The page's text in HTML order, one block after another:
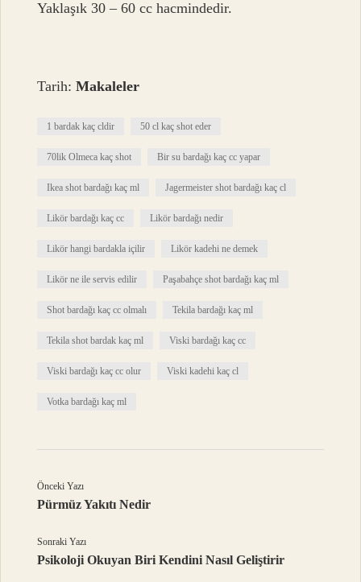
Yaklaşık 30 – 60 cc hacmindedir.
Tarih:Makaleler
1 bardak kaç cldir 50 cl kaç shot eder
70lik Olmeca kaç shot Bir su bardağı kaç cc yapar
Ikea shot bardağı kaç ml Jagermeister shot bardağı kaç cl
Likör bardağı kaç cc Likör bardağı nedir
Likör hangi bardakla içilir Likör kadehi ne demek
Likör ne ile servis edilir Paşabahçe shot bardağı kaç ml
Shot bardağı kaç cc olmalı Tekila bardağı kaç ml
Tekila shot bardak kaç ml Viski bardağı kaç cc
Viski bardağı kaç cc olur Viski kadehi kaç cl
Votka bardağı kaç ml
Önceki Yazı
Pürmüz Yakıtı Nedir
Sonraki Yazı
Psikoloji Okuyan Biri Kendini Nasıl Geliştirir